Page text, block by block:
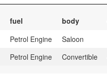
fuel body
Petrol Engine Saloon
Petrol Engine Convertible